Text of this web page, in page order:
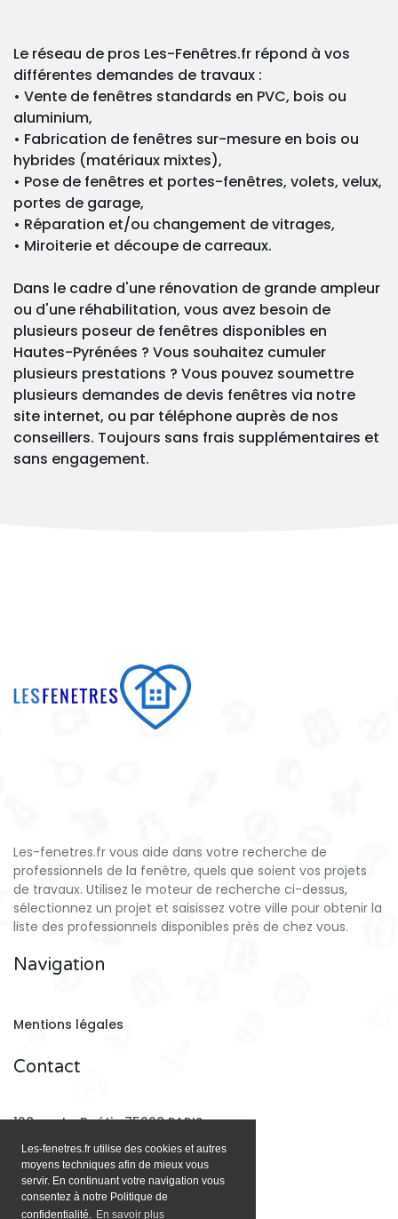
Les-fenetres.fr utilise des cookies et autres
moyens techniques afin de mieux vous
servir. En continuant votre navigation vous
consentez à notre Politique de
confidentialité. En savoir plus
Le réseau de pros Les-Fenêtres.fr répond à vos
différentes demandes de travaux :
• Vente de fenêtres standards en PVC, bois ou
aluminium,
• Fabrication de fenêtres sur-mesure en bois ou
hybrides (matériaux mixtes),
• Pose de fenêtres et portes-fenêtres, volets, velux,
portes de garage,
• Réparation et/ou changement de vitrages,
• Miroiterie et découpe de carreaux.
Dans le cadre d'une rénovation de grande ampleur
ou d'une réhabilitation, vous avez besoin de
plusieurs poseur de fenêtres disponibles en
Hautes-Pyrénées ? Vous souhaitez cumuler
plusieurs prestations ? Vous pouvez soumettre
plusieurs demandes de devis fenêtres via notre
site internet, ou par téléphone auprès de nos
conseillers. Toujours sans frais supplémentaires et
sans engagement.
Les-fenetres.fr vous aide dans votre recherche de
professionnels de la fenêtre, quels que soient vos projets
de travaux. Utilisez le moteur de recherche ci-dessus,
sélectionnez un projet et saisissez votre ville pour obtenir la
liste des professionnels disponibles près de chez vous.
Navigation
Mentions légales
Contact
128 rue La Boétie 75008 PARIS
Email: contact@les-fenetres.fr